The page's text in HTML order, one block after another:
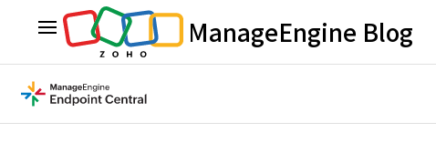
ManageEngine Blog